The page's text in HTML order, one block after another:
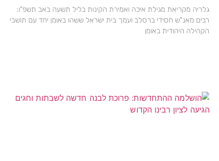
גלריה מקריאת מגילת איכה ואמירת הקינות בליל תשעה באב תשפ"ו:
רבים מאנ"ש חסידי ברסלב ועמך בית ישראל ששהו באומן יחד עם תושבי
הקהילה היהודית באומן